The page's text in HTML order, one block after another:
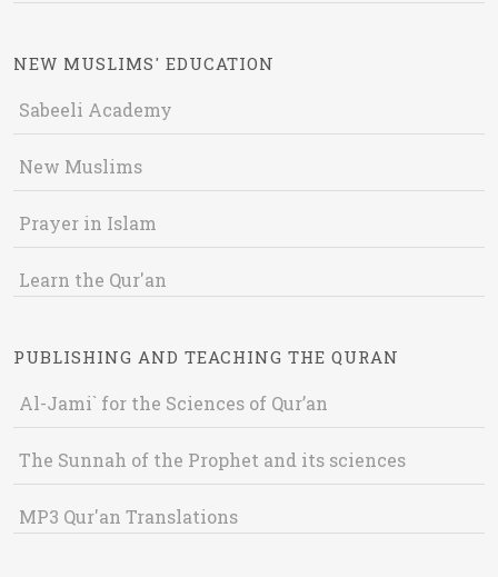
NEW MUSLIMS' EDUCATION
Sabeeli Academy
New Muslims
Prayer in Islam
Learn the Qur'an
PUBLISHING AND TEACHING THE QURAN
Al-Jami` for the Sciences of Qur’an
The Sunnah of the Prophet and its sciences
MP3 Qur'an Translations